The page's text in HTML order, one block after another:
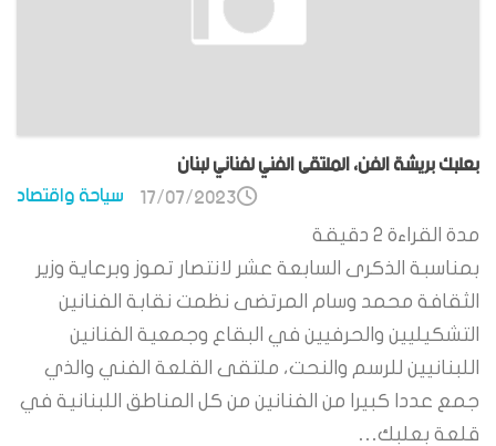
بعلبك بريشة الفن، الملتقى الفني لفناني لبنان
سياحة واقتصاد 17/07/2023
مدة القراءة 2 دقيقة
بمناسبة الذكرى السابعة عشر لانتصار تموز وبرعاية وزير
الثقافة محمد وسام المرتضى نظمت نقابة الفنانين
التشكيليين والحرفيين في البقاع وجمعية الفنانين
اللبنانيين للرسم والنحت، ملتقى القلعة الفني والذي
جمع عددا كبيرا من الفنانين من كل المناطق اللبنانية في
قلعة بعلبك…